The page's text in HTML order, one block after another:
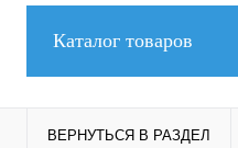
Каталог товаров
ВЕРНУТЬСЯ В РАЗДЕЛ